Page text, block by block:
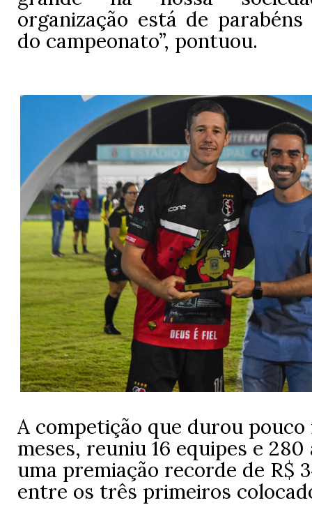
organização está de
do campeonato”, pontuou.
A competição que durou pouco
meses, reuniu 16 equipes e
uma premiação recorde de R$
entre os três primeiros